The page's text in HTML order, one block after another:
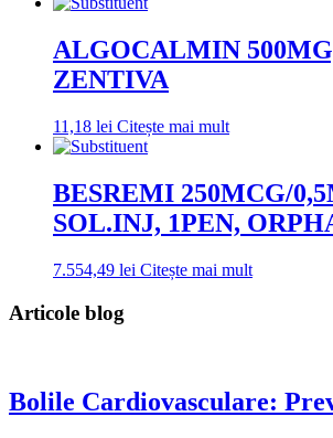
ALGOCALMIN
ZENTIVA
11,18 lei Citește mai mult
BESREMI 250MCG/
SOL.INJ, 1PEN,
7.554,49 lei Citește mai mult
Articole blog
Bolile Cardiovasculare: